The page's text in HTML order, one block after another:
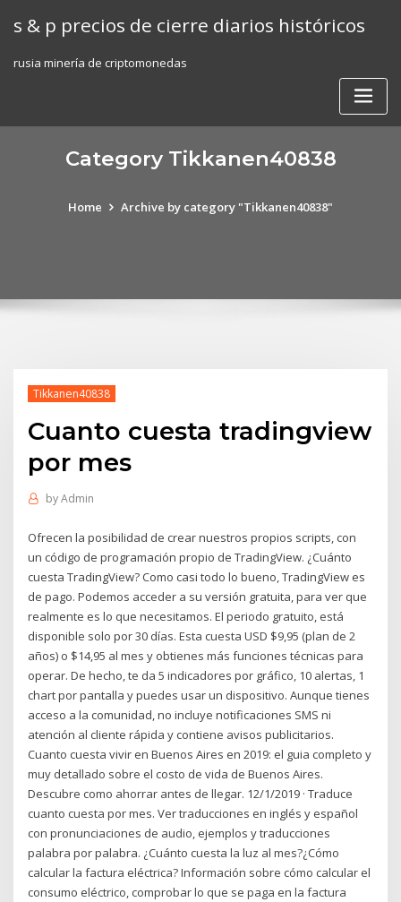
s & p precios de cierre diarios históricos
rusia minería de criptomonedas
Category Tikkanen40838
Home Archive by category "Tikkanen40838"
Tikkanen40838
Cuanto cuesta tradingview
por mes
byAdmin
Ofrecen la posibilidad de crear nuestros propios scripts, con
un código de programación propio de TradingView. ¿Cuánto
cuesta TradingView? Como casi todo lo bueno, TradingView es
de pago. Podemos acceder a su versión gratuita, para ver que
realmente es lo que necesitamos. El periodo gratuito, está
disponible solo por 30 días. Esta cuesta USD $9,95 (plan de 2
años) o $14,95 al mes y obtienes más funciones técnicas para
operar. De hecho, te da 5 indicadores por gráfico, 10 alertas, 1
chart por pantalla y puedes usar un dispositivo. Aunque tienes
acceso a la comunidad, no incluye notificaciones SMS ni
atención al cliente rápida y contiene avisos publicitarios.
Cuanto cuesta vivir en Buenos Aires en 2019: el guia completo y
muy detallado sobre el costo de vida de Buenos Aires.
Descubre como ahorrar antes de llegar. 12/1/2019 · Traduce
cuanto cuesta por mes. Ver traducciones en inglés y español
con pronunciaciones de audio, ejemplos y traducciones
palabra por palabra. ¿Cuánto cuesta la luz al mes?¿Cómo
calcular la factura eléctrica? Información sobre cómo calcular el
consumo eléctrico, comprobar lo que se paga en la factura